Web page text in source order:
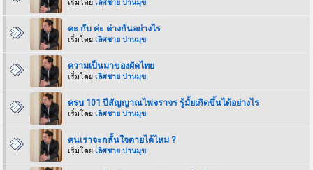
เริ่มโดยเลิศชาย ปานมุข
คะ กับ ค่ะ ต่างกันอย่างไร
เริ่มโดยเลิศชาย ปานมุข
ความเป็นมาของผัดไทย
เริ่มโดยเลิศชาย ปานมุข
ครบ 101 ปีสัญญาณไฟจราจร รู้มั้ยเกิดขึ้นได้อย่างไร
เริ่มโดยเลิศชาย ปานมุข
คนเราจะกลั้นใจตายได้ไหม ?
เริ่มโดยเลิศชาย ปานมุข